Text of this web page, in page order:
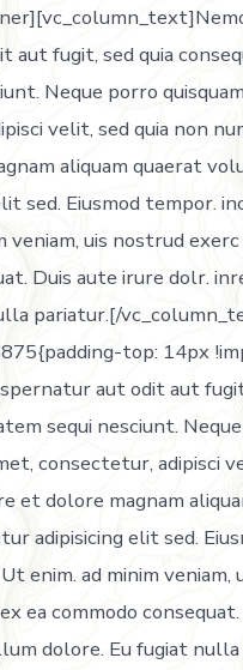
fugit, sed quia
Neque porro
velit, sed quia non
aliquam quaerat
sed. Eiusmod tempor.
veniam, uis nostrud
Duis aute irure dolr.
pariatur.[/
top: 14px
aut odit aut
sequi nesciunt.
consectetur, adipisci
et dolore magnam
adipisicing elit sed.
enim. ad minim
ea commodo
dolore. Eu fugiat